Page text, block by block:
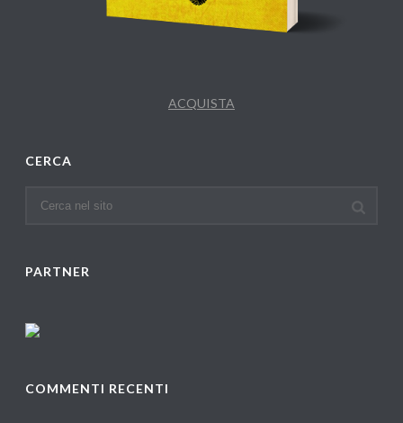
ACQUISTA
CERCA
PARTNER
COMMENTI RECENTI